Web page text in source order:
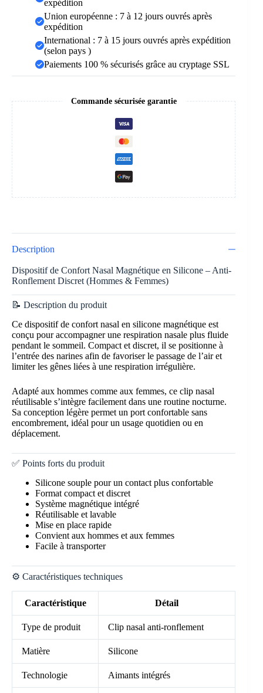
expédition
Union européenne : 7 à 12 jours ouvrés après
expédition
International : 7 à 15 jours ouvrés après expédition
(selon pays )
Paiements 100 % sécurisés grâce au cryptage SSL
Commande sécurisée garantie
Description
Dispositif de Confort Nasal Magnétique en Silicone – Anti-
Ronflement Discret (Hommes & Femmes)
📝 Description du produit
Ce dispositif de confort nasal en silicone magnétique est
conçu pour accompagner une respiration nasale plus fluide
pendant le sommeil. Compact et discret, il se positionne à
l’entrée des narines afin de favoriser le passage de l’air et
limiter les gênes liées à une respiration irrégulière.
Adapté aux hommes comme aux femmes, ce clip nasal
réutilisable s’intègre facilement dans une routine nocturne.
Sa conception légère permet un port confortable sans
encombrement, idéal pour un usage quotidien ou en
déplacement.
✅ Points forts du produit
Silicone souple pour un contact plus confortable
Format compact et discret
Système magnétique intégré
Réutilisable et lavable
Mise en place rapide
Convient aux hommes et aux femmes
Facile à transporter
⚙️ Caractéristiques techniques
Caractéristique Détail
Type de produit Clip nasal anti-ronflement
Matière Silicone
Technologie Aimants intégrés